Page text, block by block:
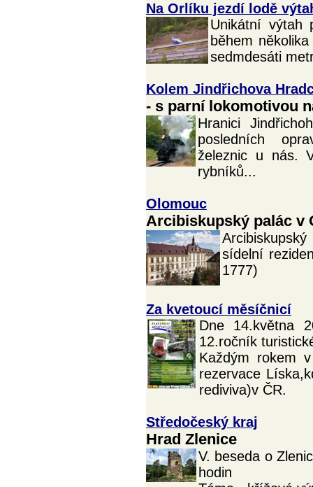
Na Orlíku jezdí lodě
Unikátní výtah
během
sedmdesáti
Kolem Jindřichova
- s parní lokomotivou
Hranici
posledních
železnic u nás.
rybníků...
Olomouc
Arcibiskupský palác v
sídelní
1777)
Za kvetoucí měsíčnicí
Dne 14.května
12.ročník
Každým rokem
rezervace
rediviva)v ČR.
Středočeský kraj
Hrad Zlenice
V. beseda o
hodin